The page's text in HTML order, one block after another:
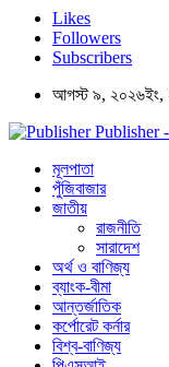
Likes
Followers
Subscribers
আগস্ট ৯, ২০২৬ইং,
Publisher
মূলপাতা
পুঁজিবাজার
জাতীয়
রাজনীতি
সারাদেশ
অর্থ ও বাণিজ্য
ব্যাংক-বীমা
আন্তর্জাতিক
কর্পোরেট কর্নার
বিশ্ব-বাণিজ্য